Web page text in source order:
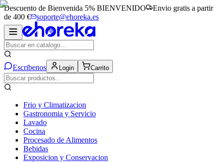
Descuento de Bienvenida 5% BIENVENIDO
Envio gratis a partir
de 400 €
soporte@ehoreka.es
Escribenos Login Carrito
Frio y Climatizacion
Gastronomia y Servicio
Lavado
Cocina
Procesado de Alimentos
Bebidas
Exposicion y Conservacion